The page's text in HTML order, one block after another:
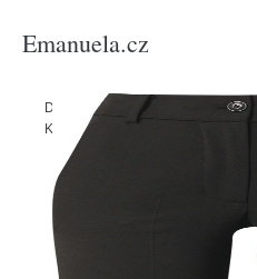
Emanuela.cz
Domů Produkty Oblečení
Kalhoty s puky Tommy Hilfiger černá